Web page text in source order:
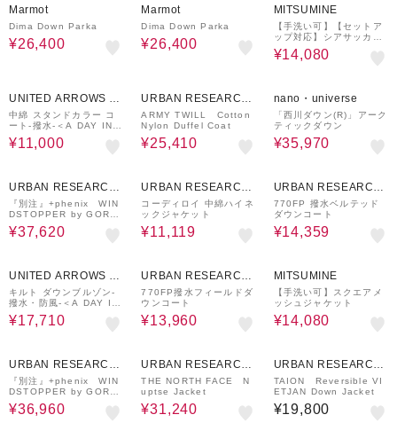
Marmot
Dima Down Parka
¥26,400
Marmot
Dima Down Parka
¥26,400
MITSUMINE
【手洗い可】【セットア
ップ対応】シアサッカー
ジャケット
¥14,080
UNITED ARROWS O
UTLET
中綿 スタンドカラー コ
ート-撥水-＜A DAY IN T
HE LIFE＞
¥11,000
URBAN RESEARCH
ware house
ARMY TWILL Cotton
Nylon Duffel Coat
¥25,410
nano・universe
「西川ダウン(R)」アーク
ティックダウン
¥35,970
URBAN RESEARCH
ware house
『別注』+phenix WIN
DSTOPPER by GORE-
TEX LABS ダウンジャ
ケット
¥37,620
URBAN RESEARCH
ware house
コーディロイ 中綿ハイネ
ックジャケット
¥11,119
URBAN RESEARCH
ware house
770FP 撥水ベルテッド
ダウンコート
¥14,359
UNITED ARROWS O
UTLET
キルト ダウンブルゾン-
撥水・防風-＜A DAY IN
THE LIFE＞
¥17,710
URBAN RESEARCH
ware house
770FP撥水フィールドダ
ウンコート
¥13,960
MITSUMINE
【手洗い可】スクエアメ
ッシュジャケット
¥14,080
URBAN RESEARCH
ware house
『別注』+phenix WIN
DSTOPPER by GORE-
TEX LABS ダウンコー
ト
¥36,960
URBAN RESEARCH
ware house
THE NORTH FACE N
uptse Jacket
¥31,240
URBAN RESEARCH
ware house
TAION Reversible VI
ETJAN Down Jacket
¥19,800